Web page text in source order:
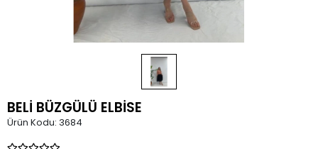
BELİ BÜZGÜLÜ ELBİSE
Ürün Kodu: 3684